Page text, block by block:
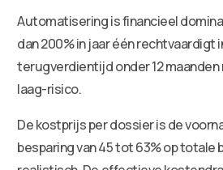
Automatisering is financieel
dan 200% in jaar één rechtvaardigt
terugverdientijd onder 12
laag-risico.
De kostprijs per dossier is de
besparing van 45 tot 63% op totale